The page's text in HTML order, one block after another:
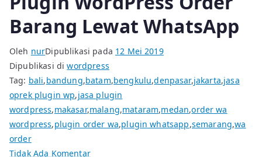
Barang Lewat WhatsApp
Oleh nurDipublikasi pada 12 Mei 2019
Dipublikasi diwordpress
Tag: bali,bandung,batam,bengkulu,denpasar,jakarta,jasa
oprek plugin wp,jasa plugin
wordpress,makasar,malang,mataram,medan,order wa
wordpress,plugin order wa,plugin whatsapp,semarang,wa
order
Tidak Ada Komentarpada